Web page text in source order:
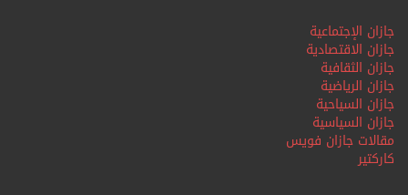
جازان الإجتماعية
جازان الاقتصادية
جازان الثقافية
جازان الرياضية
جازان السياحية
جازان السياسية
مقالات جازان فويس
كاركتير